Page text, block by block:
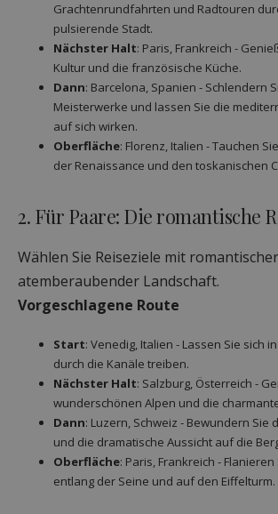
Grachtenrundfahrten und Radtouren
pulsierende Stadt.
Nächster Halt: Paris, Frankreich -
Kultur und die französische Küche.
Dann: Barcelona, Spanien - Schlendern
Meisterwerke und lassen Sie die
auf sich wirken.
Oberfläche: Florenz, Italien - Tauchen
der Renaissance und den toskanischen
2. Für Paare: Die romantische
Wählen Sie Reiseziele mit
atemberaubender Landschaft.
Vorgeschlagene Route
Start: Venedig, Italien - Lassen Sie sich
durch die Kanäle treiben.
Nächster Halt: Salzburg, Österreich -
wunderschönen Alpen und die
Dann: Luzern, Schweiz - Bewundern Sie
und die dramatische Aussicht auf die
Oberfläche: Paris, Frankreich -
entlang der Seine und auf den Eiffelturm.